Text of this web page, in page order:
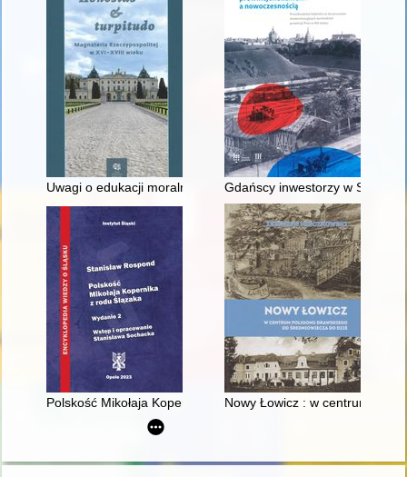
Uwagi o edukacji moralnej synów szlacheckich w XVI-
Gdańscy inwestorzy w
Polskość Mikołaja Kopernika z rodu ŚlązakaNowy Łowicz : w centrum